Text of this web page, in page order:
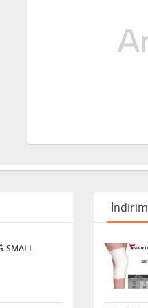
SMALL